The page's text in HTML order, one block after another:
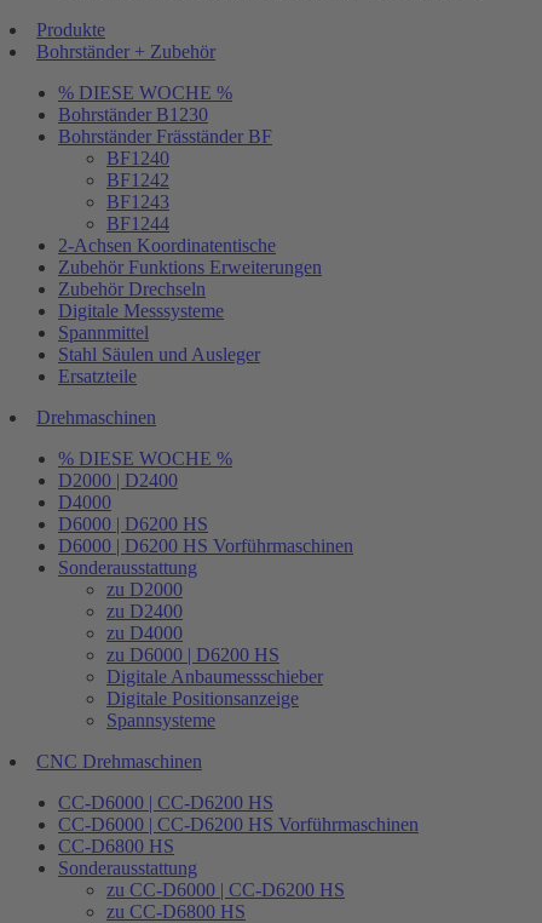
Produkte
Bohrständer + Zubehör
% DIESE WOCHE %
Bohrständer B1230
Bohrständer Fräsständer BF
BF1240
BF1242
BF1243
BF1244
2-Achsen Koordinatentische
Zubehör Funktions Erweiterungen
Zubehör Drechseln
Digitale Messsysteme
Spannmittel
Stahl Säulen und Ausleger
Ersatzteile
Drehmaschinen
% DIESE WOCHE %
D2000 | D2400
D4000
D6000 | D6200 HS
D6000 | D6200 HS Vorführmaschinen
Sonderausstattung
zu D2000
zu D2400
zu D4000
zu D6000 | D6200 HS
Digitale Anbaumessschieber
Digitale Positionsanzeige
Spannsysteme
CNC Drehmaschinen
CC-D6000 | CC-D6200 HS
CC-D6000 | CC-D6200 HS Vorführmaschinen
CC-D6800 HS
Sonderausstattung
zu CC-D6000 | CC-D6200 HS
zu CC-D6800 HS